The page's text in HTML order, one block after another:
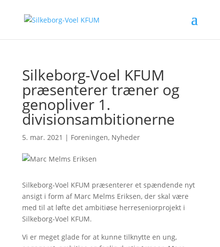
Silkeborg-Voel KFUM
præsenterer træner og
genopliver 1.
divisionsambitionerne
5. mar. 2021 | Foreningen, Nyheder
Silkeborg-Voel KFUM præsenterer et spændende nyt
ansigt i form af Marc Melms Eriksen, der skal være
med til at løfte det ambitiøse herreseniorprojekt i
Silkeborg-Voel KFUM.
Vi er meget glade for at kunne tilknytte en ung,